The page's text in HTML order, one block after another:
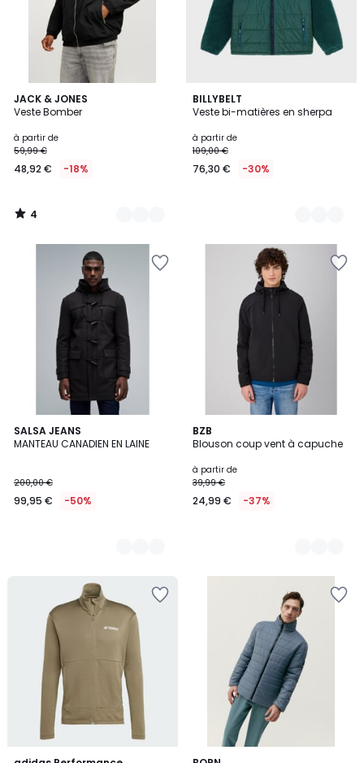
JACK & JONES
Veste Bomber
à partir de
59,99 €
48,92 € -18%
4
/
3
Couleurs
4
/
BILLYBELT
Veste bi-matières en sherpa
à partir de
109,00 €
76,30 € -30%
6
Couleurs
SALSA JEANS
MANTEAU CANADIEN EN LAINE
200,00 €
99,95 € -50%
2
Couleurs
BZB
Blouson coup vent à capuche
à partir de
39,99 €
24,99 € -37%
2
Couleurs